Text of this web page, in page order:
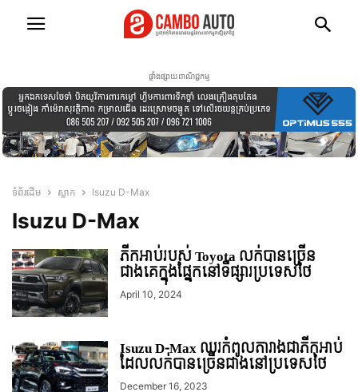
ផ្ទាំងផ្សាយពាណិជ្ជកម្ម
ទំព័រដើម ស្លាក Isuzu D-Max
Isuzu D-Max
ភីកអាប់របស់ Toyota លក់បានច្រើន
ជាងគេក្នុងផ្នែកនៅទីផ្សារប្រទេសថៃ
April 10, 2024
Isuzu D-Max ឈរកំពូលតារាងជាភីកអាប់
ដែលលក់បានច្រើនជាងនៅប្រទេសថៃ
December 16, 2023